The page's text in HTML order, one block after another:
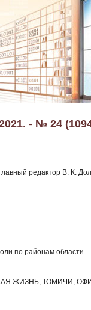
- № 24
редактор В. К.
по районам области.
ЖИЗНЬ, ТОМИЧИ,